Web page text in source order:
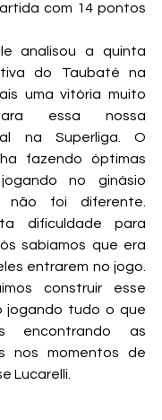
com 14 pontos
analisou a quinta
do Taubaté na
uma vitória muito
essa nossa
na Superliga. O
fazendo óptimas
no ginásio
foi diferente.
dificuldade para
sabíamos que era
entrarem no jogo.
construir esse
jogando tudo o que
encontrando as
nos momentos de
Lucarelli.